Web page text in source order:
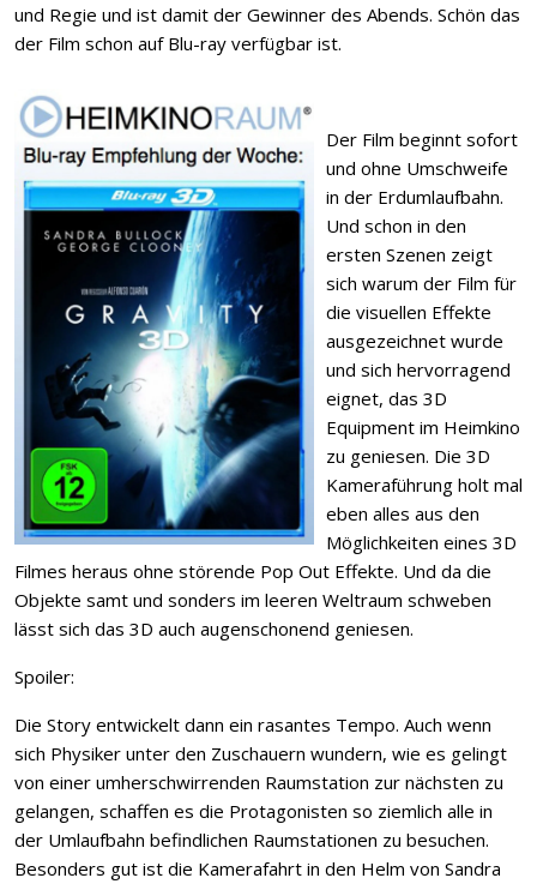
und Regie und ist damit der Gewinner des Abends. Schön das
der Film schon auf Blu-ray verfügbar ist.
Der Film beginnt sofort
und ohne Umschweife
in der Erdumlaufbahn.
Und schon in den
ersten Szenen zeigt
sich warum der Film für
die visuellen Effekte
ausgezeichnet wurde
und sich hervorragend
eignet, das 3D
Equipment im Heimkino
zu geniesen. Die 3D
Kameraführung holt mal
eben alles aus den
Möglichkeiten eines 3D
Filmes heraus ohne störende Pop Out Effekte. Und da die
Objekte samt und sonders im leeren Weltraum schweben
lässt sich das 3D auch augenschonend geniesen.
Spoiler:
Die Story entwickelt dann ein rasantes Tempo. Auch wenn
sich Physiker unter den Zuschauern wundern, wie es gelingt
von einer umherschwirrenden Raumstation zur nächsten zu
gelangen, schaffen es die Protagonisten so ziemlich alle in
der Umlaufbahn befindlichen Raumstationen zu besuchen.
Besonders gut ist die Kamerafahrt in den Helm von Sandra